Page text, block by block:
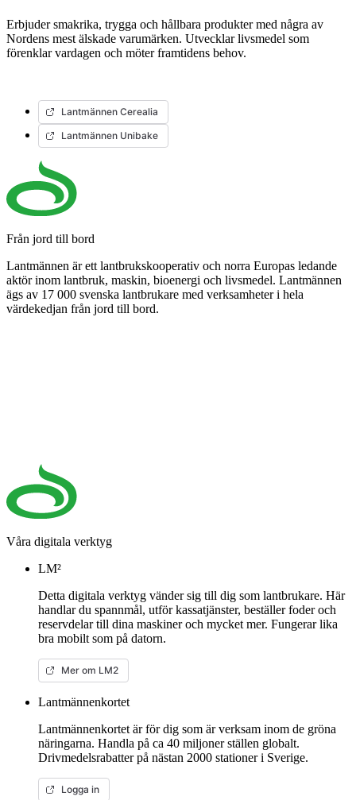
Erbjuder smakrika, trygga och hållbara produkter med några av
Nordens mest älskade varumärken. Utvecklar livsmedel som
förenklar vardagen och möter framtidens behov.
Lantmännen Cerealia
Lantmännen Unibake
Från jord till bord
Lantmännen är ett lantbrukskooperativ och norra Europas ledande
aktör inom lantbruk, maskin, bioenergi och livsmedel. Lantmännen
ägs av 17 000 svenska lantbrukare med verksamheter i hela
värdekedjan från jord till bord.
Våra digitala verktyg
LM²
Detta digitala verktyg vänder sig till dig som lantbrukare. Här
handlar du spannmål, utför kassatjänster, beställer foder och
reservdelar till dina maskiner och mycket mer. Fungerar lika
bra mobilt som på datorn.
Mer om LM2
Lantmännenkortet
Lantmännenkortet är för dig som är verksam inom de gröna
näringarna. Handla på ca 40 miljoner ställen globalt.
Drivmedelsrabatter på nästan 2000 stationer i Sverige.
Logga in